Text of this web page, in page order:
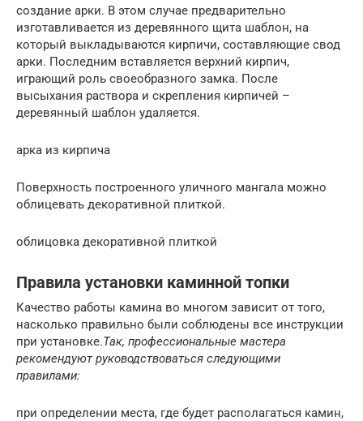
создание арки. В этом случае предварительно
изготавливается из деревянного щита шаблон, на
который выкладываются кирпичи, составляющие свод
арки. Последним вставляется верхний кирпич,
играющий роль своеобразного замка. После
высыхания раствора и скрепления кирпичей –
деревянный шаблон удаляется.
арка из кирпича
Поверхность построенного уличного мангала можно
облицевать декоративной плиткой.
облицовка декоративной плиткой
Правила установки каминной топки
Качество работы камина во многом зависит от того,
насколько правильно были соблюдены все инструкции
при установке.Так, профессиональные мастера
рекомендуют руководствоваться следующими
правилами:
при определении места, где будет располагаться камин,